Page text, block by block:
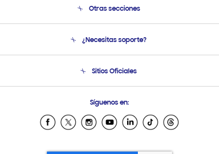
Otras secciones
Soporte
Condiciones de Compra
¿Necesitas soporte?
Soporte vía eMail
Sitios Oficiales
Samsung Ecuador
Samsung El Salvador
Síguenos en: